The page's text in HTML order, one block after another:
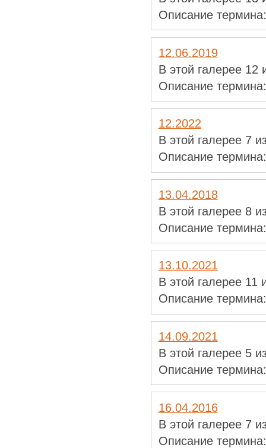
Описание термина:
12.06.2019
В этой галерее 12
Описание термина:
12.2022
В этой галерее 7
Описание термина:
13.04.2018
В этой галерее 8
Описание термина:
13.10.2021
В этой галерее 11
Описание термина:
14.09.2021
В этой галерее 5
Описание термина:
16.04.2016
В этой галерее 7
Описание термина: